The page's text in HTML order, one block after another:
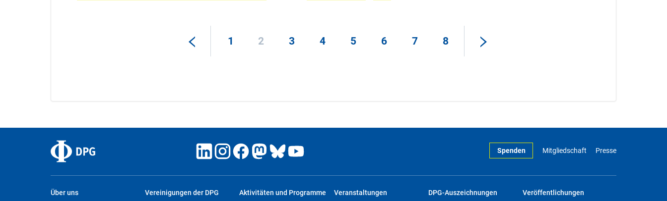
1 2 3 4 5 6 7 8
Spenden Mitgliedschaft Presse
Über uns Vereinigungen der DPG Aktivitäten und Programme Veranstaltungen DPG-Auszeichnungen Veröffentlichungen